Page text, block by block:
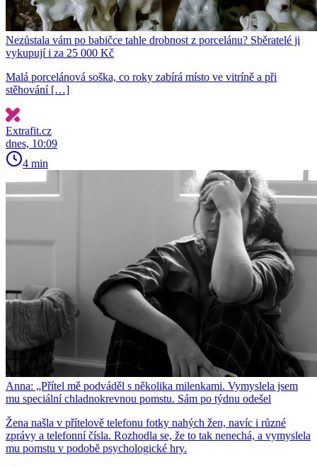
Nezůstala vám po babičce tahle drobnost z porcelánu? Sběratelé ji
vykupují i za 25 000 Kč
Malá porcelánová soška, co roky zabírá místo ve vitríně a při
stěhování […]
Extrafit.cz
dnes, 10:09
4 min
Anna: „Přítel mě podváděl s několika milenkami. Vymyslela jsem
mu speciální chladnokrevnou pomstu. Sám po týdnu odešel
Žena našla v přítelově telefonu fotky nahých žen, navíc i různé
zprávy a telefonní čísla. Rozhodla se, že to tak nenechá, a vymyslela
mu pomstu v podobě psychologické hry.